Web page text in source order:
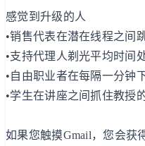
感觉到升级的人
•销售代表在潜在线程之间
•支持代理人剃光平均时间
•自由职业者在每隔一分钟
•学生在讲座之间抓住教授
如果您触摸Gmail，您会获